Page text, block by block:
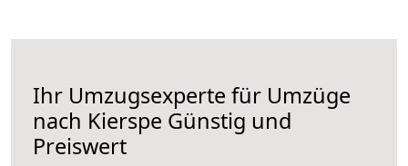
Ihr Umzugsexperte für Umzüge
nach Kierspe Günstig und
Preiswert